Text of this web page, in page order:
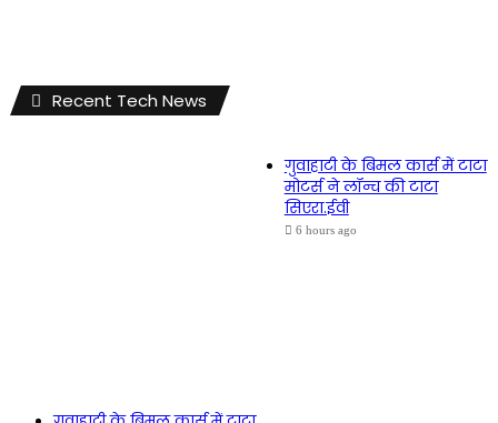
Recent Tech News
गुवाहाटी के बिमल कार्स में टाटा
मोटर्स ने लॉन्च की टाटा
सिएरा.ईवी
6 hours ago